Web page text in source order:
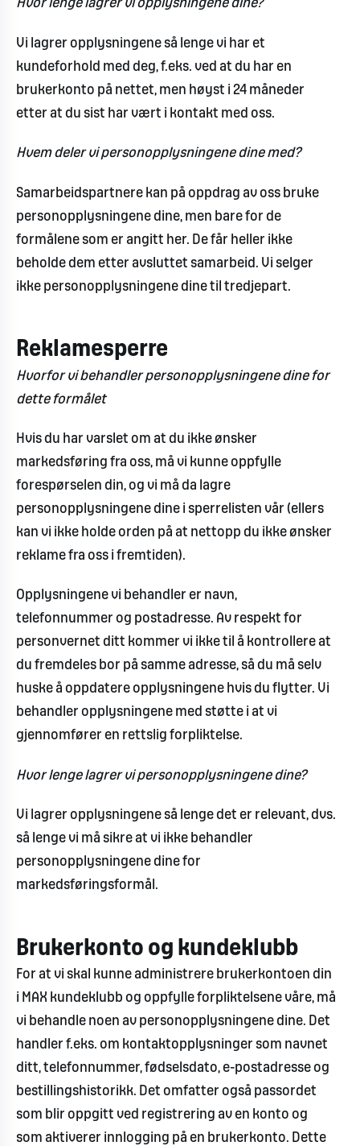
Hvor lenge lagrer vi opplysningene dine?
Vi lagrer opplysningene så lenge vi har et
kundeforhold med deg, f.eks. ved at du har en
brukerkonto på nettet, men høyst i 24 måneder
etter at du sist har vært i kontakt med oss.
Hvem deler vi personopplysningene dine med?
Samarbeidspartnere kan på oppdrag av oss bruke
personopplysningene dine, men bare for de
formålene som er angitt her. De får heller ikke
beholde dem etter avsluttet samarbeid. Vi selger
ikke personopplysningene dine til tredjepart.
Reklamesperre
Hvorfor vi behandler personopplysningene dine for
dette formålet
Hvis du har varslet om at du ikke ønsker
markedsføring fra oss, må vi kunne oppfylle
forespørselen din, og vi må da lagre
personopplysningene dine i sperrelisten vår (ellers
kan vi ikke holde orden på at nettopp du ikke ønsker
reklame fra oss i fremtiden).
Opplysningene vi behandler er navn,
telefonnummer og postadresse. Av respekt for
personvernet ditt kommer vi ikke til å kontrollere at
du fremdeles bor på samme adresse, så du må selv
huske å oppdatere opplysningene hvis du flytter. Vi
behandler opplysningene med støtte i at vi
gjennomfører en rettslig forpliktelse.
Hvor lenge lagrer vi personopplysningene dine?
Vi lagrer opplysningene så lenge det er relevant, dvs.
så lenge vi må sikre at vi ikke behandler
personopplysningene dine for
markedsføringsformål.
Brukerkonto og kundeklubb
For at vi skal kunne administrere brukerkontoen din
i MAX kundeklubb og oppfylle forpliktelsene våre, må
vi behandle noen av personopplysningene dine. Det
handler f.eks. om kontaktopplysninger som navnet
ditt, telefonnummer, fødselsdato, e-postadresse og
bestillingshistorikk. Det omfatter også passordet
som blir oppgitt ved registrering av en konto og
som aktiverer innlogging på en brukerkonto. Dette